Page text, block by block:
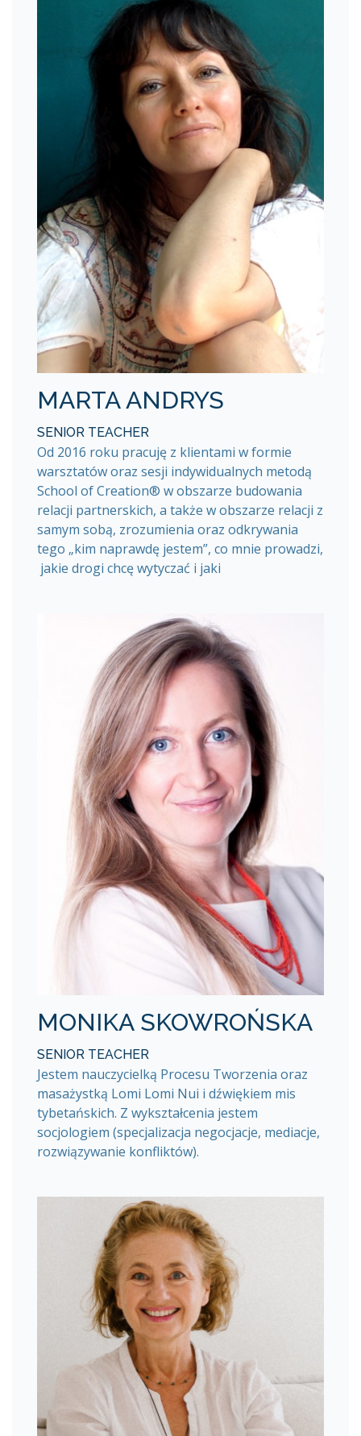
MARTA ANDRYS
SENIOR TEACHER
Od 2016 roku pracuję z klientami w formie
warsztatów oraz sesji indywidualnych metodą
School of Creation® w obszarze budowania
relacji partnerskich, a także w obszarze relacji z
samym sobą, zrozumienia oraz odkrywania
tego „kim naprawdę jestem”, co mnie prowadzi,
jakie drogi chcę wytyczać i jaki
MONIKA SKOWROŃSKA
SENIOR TEACHER
Jestem nauczycielką Procesu Tworzenia oraz
masażystką Lomi Lomi Nui i dźwiękiem mis
tybetańskich. Z wykształcenia jestem
socjologiem (specjalizacja negocjacje, mediacje,
rozwiązywanie konfliktów).